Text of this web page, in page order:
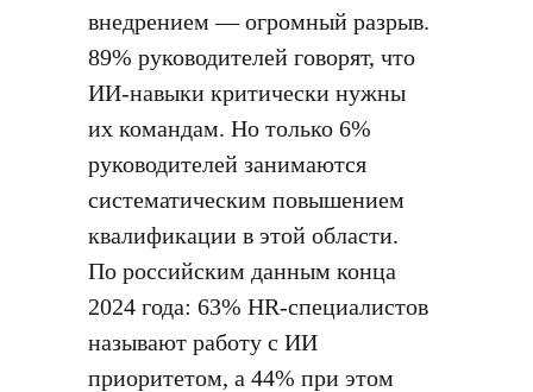
внедрением — огромный разрыв.
89% руководителей говорят, что
ИИ-навыки критически нужны
их командам. Но только 6%
руководителей занимаются
систематическим повышением
квалификации в этой области.
По российским данным конца
2024 года: 63% HR-специалистов
называют работу с ИИ
приоритетом, а 44% при этом